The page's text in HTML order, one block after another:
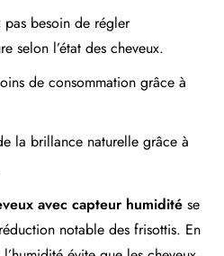
pas besoin de régler
selon l’état des cheveux.
de consommation grâce à
la brillance naturelle grâce à
avec capteur humidité se
notable des frisottis. En